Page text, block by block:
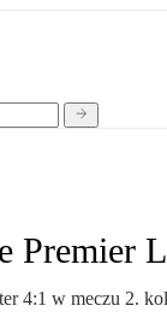
Premier
4:1 w meczu 2.